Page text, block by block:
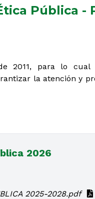
Pública -
para lo cual
la atención y
2026
2025-2028.pdf